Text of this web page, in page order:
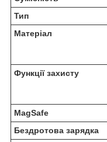
Тип
Матеріал
Функції захисту
MagSafe
Бездротова зарядка